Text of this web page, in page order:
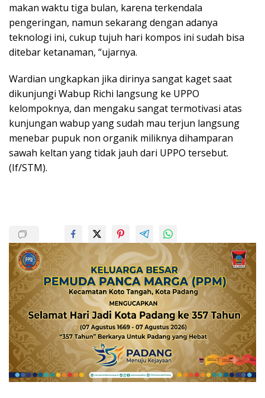
makan waktu tiga bulan, karena terkendala
pengeringan, namun sekarang dengan adanya
teknologi ini, cukup tujuh hari kompos ini sudah bisa
ditebar ketanaman, “ujarnya.
Wardian ungkapkan jika dirinya sangat kaget saat
dikunjungi Wabup Richi langsung ke UPPO
kelompoknya, dan mengaku sangat termotivasi atas
kunjungan wabup yang sudah mau terjun langsung
menebar pupuk non organik miliknya dihamparan
sawah keltan yang tidak jauh dari UPPO tersebut.
(If/STM).